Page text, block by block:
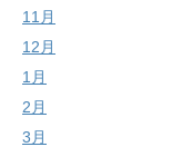
11月
12月
1月
2月
3月